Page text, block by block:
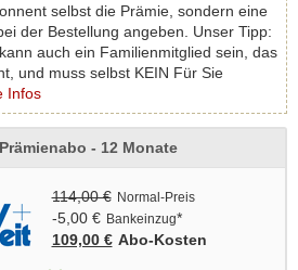
selbst die Prämie, sondern eine
der Bestellung angeben. Unser Tipp:
auch ein Familienmitglied sein, das
und muss selbst KEIN Für Sie
Infos
- 12 Monate
114,00 € Normal-Preis
-5,00 € Bankeinzug*
109,00 € Abo‑Kosten